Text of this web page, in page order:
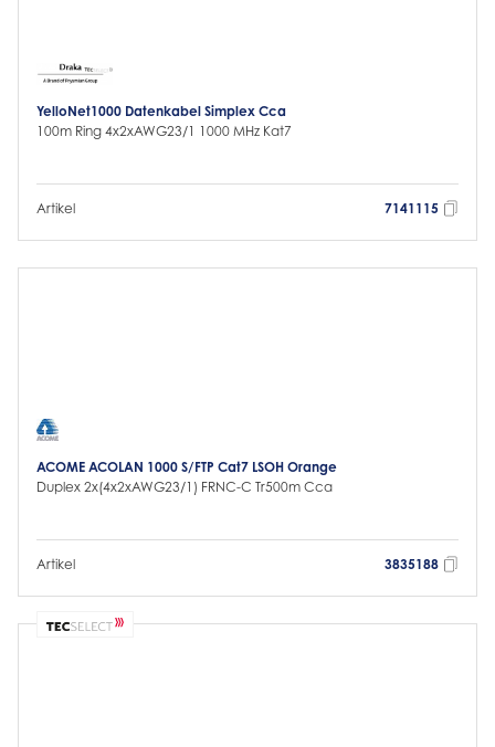
YelloNet1000 Datenkabel Simplex Cca
100m Ring 4x2xAWG23/1 1000 MHz Kat7
Artikel 7141115
ACOME ACOLAN 1000 S/FTP Cat7 LSOH Orange
Duplex 2x(4x2xAWG23/1) FRNC-C Tr500m Cca
Artikel 3835188